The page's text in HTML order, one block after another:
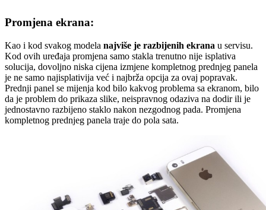
Promjena ekrana:
Kao i kod svakog modela najviše je razbijenih ekrana u servisu.
Kod ovih uređaja promjena samo stakla trenutno nije isplativa
solucija, dovoljno niska cijena izmjene kompletnog prednjeg panela
je ne samo najisplativija već i najbrža opcija za ovaj popravak.
Prednji panel se mijenja kod bilo kakvog problema sa ekranom, bilo
da je problem do prikaza slike, neispravnog odaziva na dodir ili je
jednostavno razbijeno staklo nakon nezgodnog pada. Promjena
kompletnog prednjeg panela traje do pola sata.